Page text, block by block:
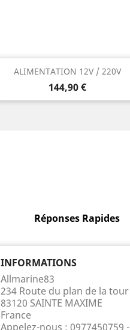
ALIMENTATION 12V / 220V
Prix
144,90 €
Aperçu rapide
Réponses Rapides
INFORMATIONS
Allmarine83
234 Route du plan de la tour
83120 SAINTE MAXIME
France
Appelez-nous : 0977450759 -